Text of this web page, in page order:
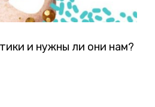
и нужны ли они нам?